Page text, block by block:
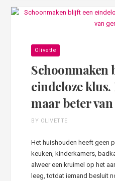
Olivette
Schoonmaken
eindeloze
maar beter
BY OLIVETTE
Het huishouden heeft geen
keuken, kinderkamers,
alweer een kruimel op het
leeg, totdat iemand besluit